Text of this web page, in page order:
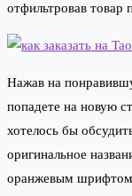
отфильтровав товар
Нажав на
попадете на новую
хотелось бы
оригинальное
оранжевым шрифтом